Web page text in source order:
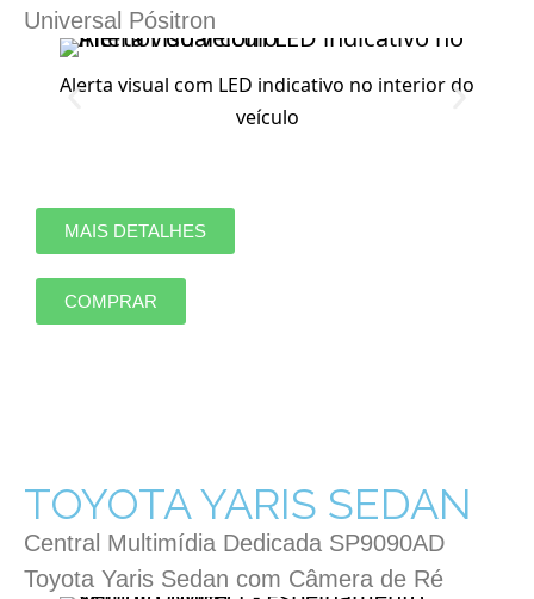
Universal Pósitron
Alerta visual com LED indicativo no interior do
veículo
MAIS DETALHES
COMPRAR
TOYOTA YARIS SEDAN
Central Multimídia Dedicada SP9090AD
Toyota Yaris Sedan com Câmera de Ré